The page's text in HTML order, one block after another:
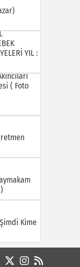
YIL :
( Foto
Kime
Hukuki